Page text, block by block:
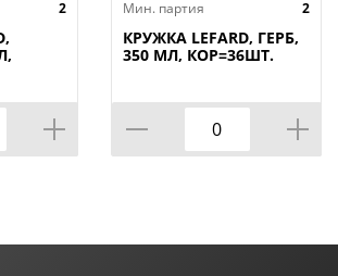
2
Мин. партия
2
КРУЖКА LEFARD, ГЕРБ,
350 МЛ, КОР=36ШТ.